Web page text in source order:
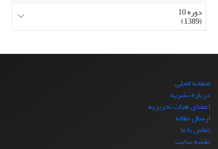
دوره 10
(1389)
صفحه اصلی
درباره نشریه
اعضای هیات تحریریه
ارسال مقاله
تماس با ما
نقشه سایت